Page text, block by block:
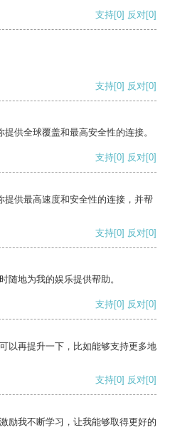
支持[0] 反对[0]
支持[0] 反对[0]
供全球覆盖和最高安全性的连接。
支持[0] 反对[0]
供最高速度和安全性的连接，并帮
支持[0] 反对[0]
随地为我的娱乐提供帮助。
支持[0] 反对[0]
以再提升一下，比如能够支持更多地
支持[0] 反对[0]
励我不断学习，让我能够取得更好的